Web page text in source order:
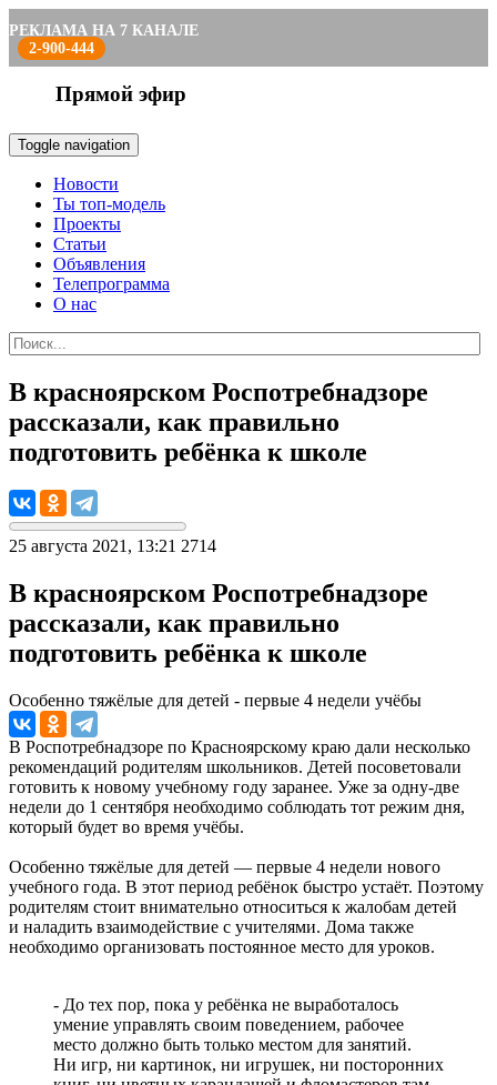
РЕКЛАМА НА 7 КАНАЛЕ
2-900-444
Прямой эфир
Toggle navigation
Новости
Ты топ-модель
Проекты
Статьи
Объявления
Телепрограмма
О нас
В красноярском Роспотребнадзоре
рассказали, как правильно
подготовить ребёнка к школе
25 августа 2021, 13:21 2714
В красноярском Роспотребнадзоре
рассказали, как правильно
подготовить ребёнка к школе
Особенно тяжёлые для детей - первые 4 недели учёбы
В Роспотребнадзоре по Красноярскому краю дали несколько
рекомендаций родителям школьников. Детей посоветовали
готовить к новому учебному году заранее. Уже за одну-две
недели до 1 сентября необходимо соблюдать тот режим дня,
который будет во время учёбы.
Особенно тяжёлые для детей — первые 4 недели нового
учебного года. В этот период ребёнок быстро устаёт. Поэтому
родителям стоит внимательно относиться к жалобам детей
и наладить взаимодействие с учителями. Дома также
необходимо организовать постоянное место для уроков.
- До тех пор, пока у ребёнка не выработалось
умение управлять своим поведением, рабочее
место должно быть только местом для занятий.
Ни игр, ни картинок, ни игрушек, ни посторонних